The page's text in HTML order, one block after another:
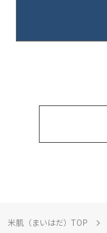
米肌（まいはだ）TOP